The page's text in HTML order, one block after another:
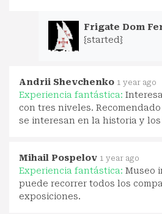
Frigate Dom
{started}
Andrii Shevchenko 1 year ago
Experiencia fantástica:
con tres niveles.
se interesan en la historia y los
Mihail Pospelov 1 year ago
Experiencia fantástica: Museo
puede recorrer todos los
exposiciones.